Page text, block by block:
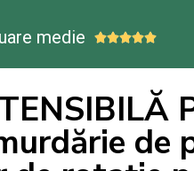
medie 
de